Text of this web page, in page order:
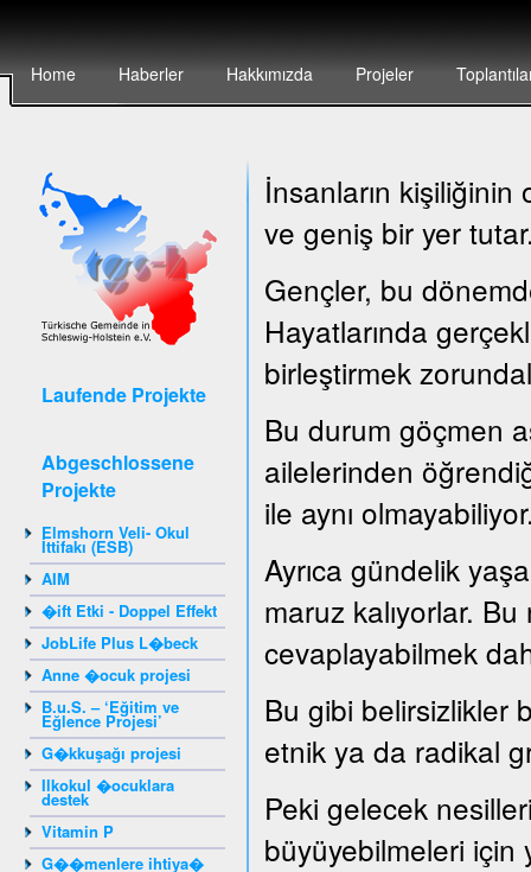
Home Haberler Hakkımızda Projeler
Laufende Projekte
Abgeschlossene
Projekte
Elmshorn Veli- Okul
İttifakı (ESB)
AIM
�ift Etki - Doppel Effekt
JobLife Plus L�beck
Anne �ocuk projesi
B.u.S. – ‘Eğitim ve
Eğlence Projesi’
G�kkuşağı projesi
Ilkokul �ocuklara
destek
Vitamin P
G��menlere ihtiya�
İnsanların
ve geniş bir yer
Gençler, bu
Hayatlarında
birleştirmek
Bu durum göçmen
ailelerinden
ile aynı
Ayrıca gündelik
maruz kalıyorlar.
cevaplayabilmek
Bu gibi belirsizlikler
etnik ya da radikal
Peki gelecek
büyüyebilmeleri için